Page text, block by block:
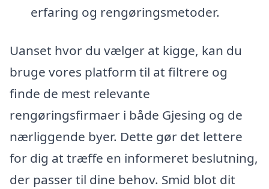
erfaring og rengøringsmetoder.
Uanset hvor du vælger at kigge, kan du
bruge vores platform til at filtrere og
finde de mest relevante
rengøringsfirmaer i både Gjesing og de
nærliggende byer. Dette gør det lettere
for dig at træffe en informeret beslutning,
der passer til dine behov. Smid blot dit